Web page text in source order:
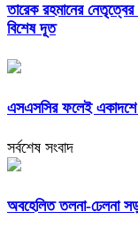
তারেক রহমানের
বিশেষ দূত
এসএসসির ফলেই একাদশে
সর্বশেষ সংবাদ
অবহেলিত তলনা-ঢেলনা